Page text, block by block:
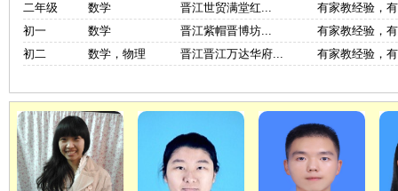
二年级
数学 晋江世贸满堂红...
有家教经验，
初一
数学 晋江紫帽晋博坊...
有家教经验，
初二
数学，物理 晋江晋江万达华府... 有家教经验，
谢教员
编号:200415
学历身份:泉州师范
大学
编号:200416
学历身份:华侨大学
查看此教员简历
王教员
编号:200450
学历身份:泉州师范